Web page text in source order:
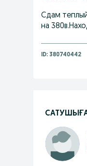
Сдам
на
ID: 380740442